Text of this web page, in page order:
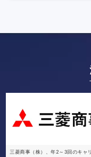
三菱商事（株）、年2～3回のキャ